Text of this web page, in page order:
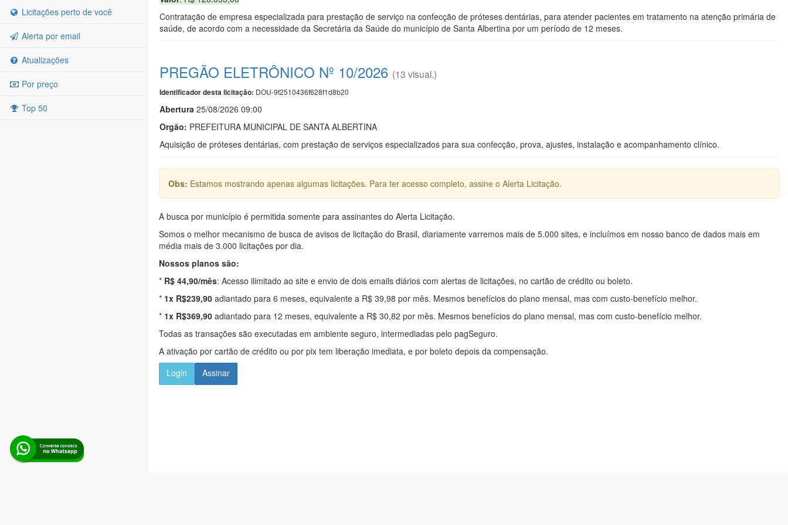
Licitações perto de você
Alerta por email
Atualizações
Por preço
Top 50
Contratação de empresa especializada para prestação de serviço na confecção de próteses dentárias, para atender pacientes em tratamento na atenção primária de
saúde, de acordo com a necessidade da Secretária da Saúde do município de Santa Albertina por um período de 12 meses.
PREGÃO ELETRÔNICO Nº 10/2026 (13 visual.)
Identificador desta licitação: DOU-9f2510436f628f1d8b20
Abertura 25/08/2026 09:00
Orgão: PREFEITURA MUNICIPAL DE SANTA ALBERTINA
Aquisição de próteses dentárias, com prestação de serviços especializados para sua confecção, prova, ajustes, instalação e acompanhamento clínico.
Obs: Estamos mostrando apenas algumas licitações. Para ter acesso completo, assine o Alerta Licitação.
A busca por município é permitida somente para assinantes do Alerta Licitação.
Somos o melhor mecanismo de busca de avisos de licitação do Brasil, diariamente varremos mais de 5.000 sites, e incluímos em nosso banco de dados mais em
média mais de 3.000 licitações por dia.
Nossos planos são:
* R$ 44,90/mês: Acesso ilimitado ao site e envio de dois emails diários com alertas de licitações, no cartão de crédito ou boleto.
* 1x R$239,90 adiantado para 6 meses, equivalente a R$ 39,98 por mês. Mesmos benefícios do plano mensal, mas com custo-benefício melhor.
* 1x R$369,90 adiantado para 12 meses, equivalente a R$ 30,82 por mês. Mesmos benefícios do plano mensal, mas com custo-benefício melhor.
Todas as transações são executadas em ambiente seguro, intermediadas pelo pagSeguro.
A ativação por cartão de crédito ou por pix tem liberação imediata, e por boleto depois da compensação.
Login
Assinar